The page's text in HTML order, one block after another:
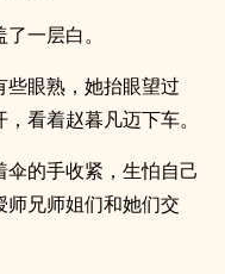
一层白。
眼熟，她抬眼望过
看着赵暮凡迈下车。
的手收紧，生怕自己
兄师姐们和她们交